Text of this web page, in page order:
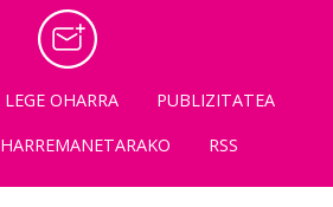
LEGE OHARRA
PUBLIZITATEA
HARREMANETARAKO RSS